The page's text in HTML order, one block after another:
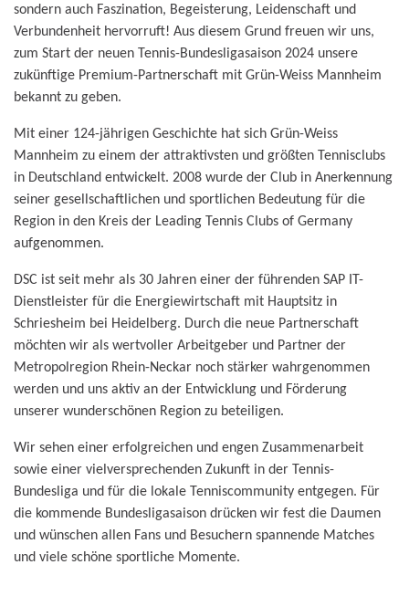
sondern auch Faszination, Begeisterung, Leidenschaft und
Verbundenheit hervorruft! Aus diesem Grund freuen wir uns,
zum Start der neuen Tennis-Bundesligasaison 2024 unsere
zukünftige Premium-Partnerschaft mit Grün-Weiss Mannheim
bekannt zu geben.
Mit einer 124-jährigen Geschichte hat sich Grün-Weiss
Mannheim zu einem der attraktivsten und größten Tennisclubs
in Deutschland entwickelt. 2008 wurde der Club in Anerkennung
seiner gesellschaftlichen und sportlichen Bedeutung für die
Region in den Kreis der Leading Tennis Clubs of Germany
aufgenommen.
DSC ist seit mehr als 30 Jahren einer der führenden SAP IT-
Dienstleister für die Energiewirtschaft mit Hauptsitz in
Schriesheim bei Heidelberg. Durch die neue Partnerschaft
möchten wir als wertvoller Arbeitgeber und Partner der
Metropolregion Rhein-Neckar noch stärker wahrgenommen
werden und uns aktiv an der Entwicklung und Förderung
unserer wunderschönen Region zu beteiligen.
Wir sehen einer erfolgreichen und engen Zusammenarbeit
sowie einer vielversprechenden Zukunft in der Tennis-
Bundesliga und für die lokale Tenniscommunity entgegen. Für
die kommende Bundesligasaison drücken wir fest die Daumen
und wünschen allen Fans und Besuchern spannende Matches
und viele schöne sportliche Momente.